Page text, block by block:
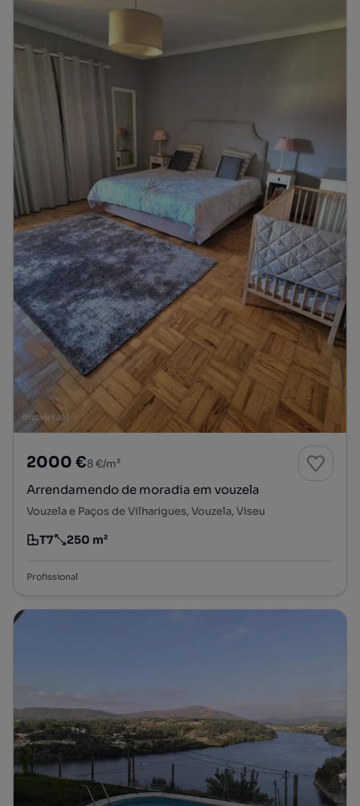
2000 €8 €/m²
Arrendamendo de moradia em vouzela
Vouzela e Paços de Vilharigues, Vouzela, Viseu
Tipologia
T7
Preço por metro quadrado
250 m²
Profissional